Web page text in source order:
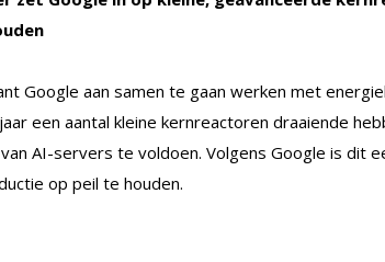
Google aan samen te gaan werken met
een aantal kleine kernreactoren draaiende
AI-servers te voldoen. Volgens Google is dit
op peil te houden.